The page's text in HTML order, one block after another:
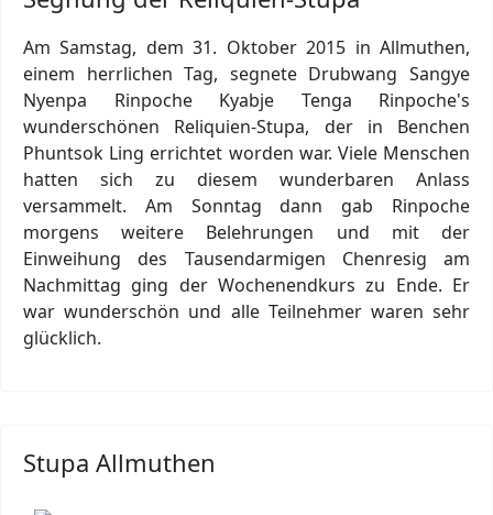
Am Samstag, dem 31. Oktober 2015 in Allmuthen,
einem herrlichen Tag, segnete Drubwang Sangye
Nyenpa Rinpoche Kyabje Tenga Rinpoche's
wunderschönen Reliquien-Stupa, der in Benchen
Phuntsok Ling errichtet worden war. Viele Menschen
hatten sich zu diesem wunderbaren Anlass
versammelt. Am Sonntag dann gab Rinpoche
morgens weitere Belehrungen und mit der
Einweihung des Tausendarmigen Chenresig am
Nachmittag ging der Wochenendkurs zu Ende. Er
war wunderschön und alle Teilnehmer waren sehr
glücklich.
Stupa Allmuthen